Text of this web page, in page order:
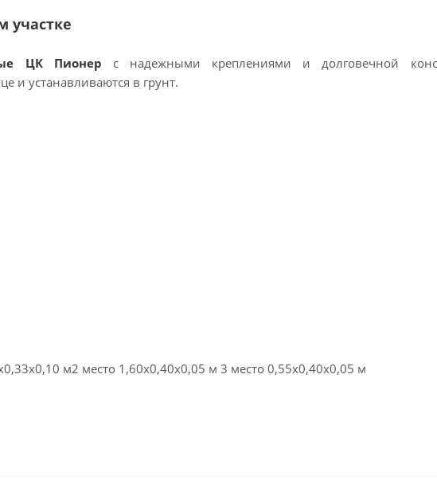
участке
ЦК Пионер с надежными креплениями и долговечной
и устанавливаются в грунт.
м2 место 1,60х0,40х0,05 м 3 место 0,55х0,40х0,05 м